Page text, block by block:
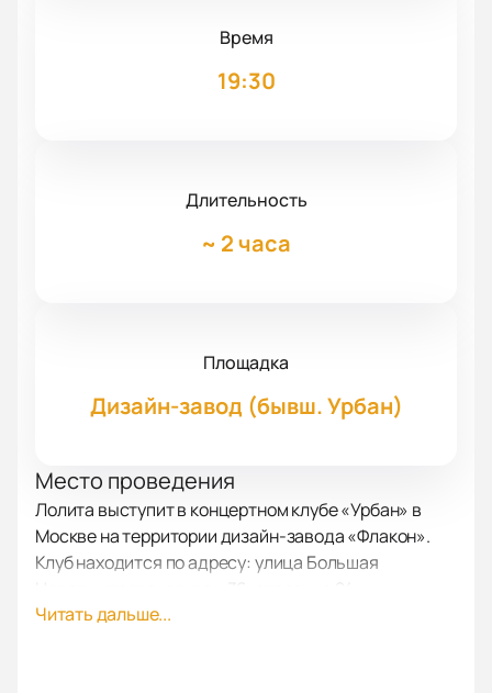
Время
19:30
Длительность
~ 2 часа
Площадка
Дизайн-завод (бывш. Урбан)
Место проведения
Лолита выступит в концертном клубе «Урбан» в
Москве на территории дизайн-завода «Флакон».
Клуб находится по адресу: улица Большая
Читать дальше...